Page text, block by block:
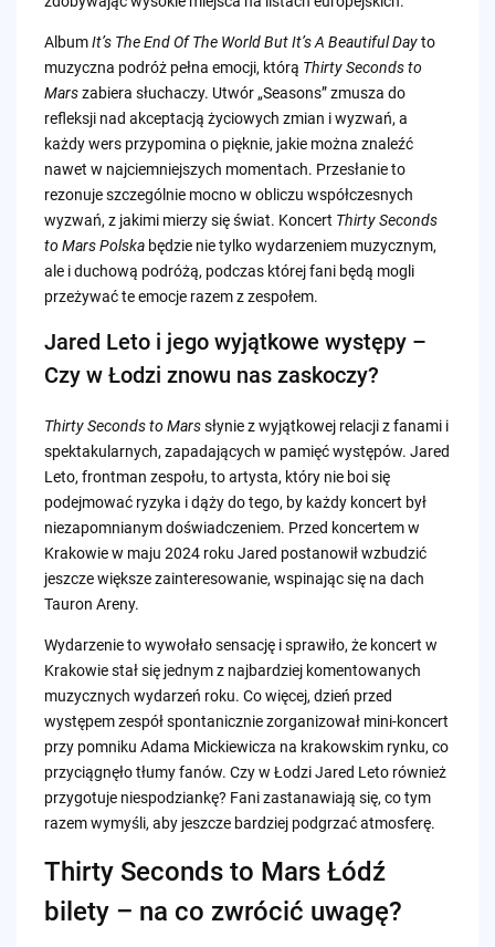
AlbumIt’s The End Of The World But It’s A Beautiful Dayto
muzyczna podróż pełna emocji, którą Thirty Seconds to
Marszabiera słuchaczy. Utwór „Seasons” zmusza do
refleksji nad akceptacją życiowych zmian i wyzwań, a
każdy wers przypomina o pięknie, jakie można znaleźć
nawet w najciemniejszych momentach. Przesłanie to
rezonuje szczególnie mocno w obliczu współczesnych
wyzwań, z jakimi mierzy się świat. Koncert Thirty Seconds
to Mars Polskabędzie nie tylko wydarzeniem muzycznym,
ale i duchową podróżą, podczas której fani będą mogli
przeżywać te emocje razem z zespołem.
Jared Leto i jego wyjątkowe występy –
Czy w Łodzi znowu nas zaskoczy?
Thirty Seconds to Marssłynie z wyjątkowej relacji z fanami i
spektakularnych, zapadających w pamięć występów. Jared
Leto, frontman zespołu, to artysta, który nie boi się
podejmować ryzyka i dąży do tego, by każdy koncert był
niezapomnianym doświadczeniem. Przed koncertem w
Krakowie w maju 2024 roku Jared postanowił wzbudzić
jeszcze większe zainteresowanie, wspinając się na dach
Tauron Areny.
Wydarzenie to wywołało sensację i sprawiło, że koncert w
Krakowie stał się jednym z najbardziej komentowanych
muzycznych wydarzeń roku. Co więcej, dzień przed
występem zespół spontanicznie zorganizował mini-koncert
przy pomniku Adama Mickiewicza na krakowskim rynku, co
przyciągnęło tłumy fanów. Czy w Łodzi Jared Leto również
przygotuje niespodziankę? Fani zastanawiają się, co tym
razem wymyśli, aby jeszcze bardziej podgrzać atmosferę.
Thirty Seconds to Mars Łódź
bilety – na co zwrócić uwagę?